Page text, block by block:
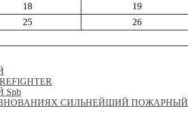
18 19
25 26
СИЛЬНЕЙШИЙ ПОЖАРНЫЙ